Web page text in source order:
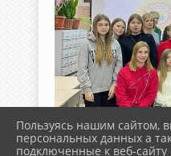
Пользуясь нашим сайтом,
персональных данных а
подключенные к веб-сайту